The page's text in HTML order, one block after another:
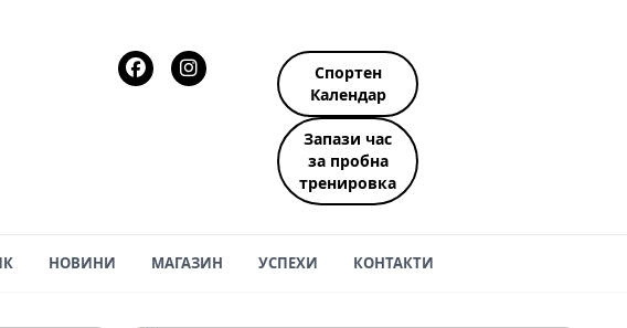
Спортен
Календар
Запази час
за пробна
тренировка
НОВИНИ МАГАЗИН УСПЕХИ КОНТАКТИ